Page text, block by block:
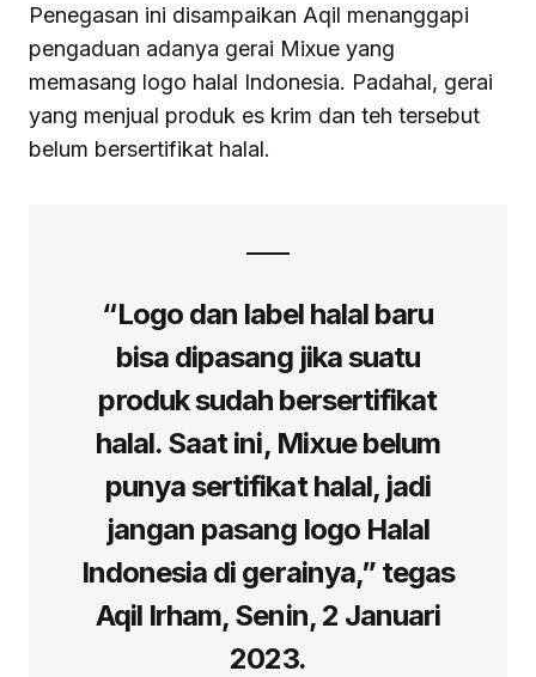
Penegasan ini disampaikan Aqil menanggapi
pengaduan adanya gerai Mixue yang
memasang logo halal Indonesia. Padahal, gerai
yang menjual produk es krim dan teh tersebut
belum bersertifikat halal.
“Logo dan label halal baru
bisa dipasang jika suatu
produk sudah bersertifikat
halal. Saat ini, Mixue belum
punya sertifikat halal, jadi
jangan pasang logo Halal
Indonesia di gerainya,” tegas
Aqil Irham, Senin, 2 Januari
2023.